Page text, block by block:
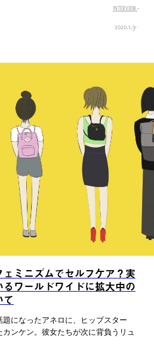
INTERVIEW·
2020.1.9·
ェミニズムでセルフケア？実
ワールドワイドに拡大中の
題になったアネロに、ヒップスター
カンケン。彼女たちが次に背負うリュ